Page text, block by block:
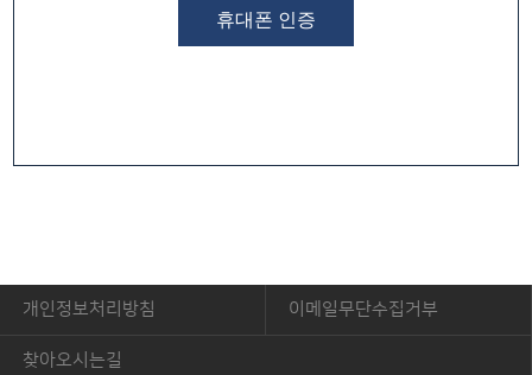
휴대폰 인증
개인정보처리방침 이메일무단수집거부
찾아오시는길